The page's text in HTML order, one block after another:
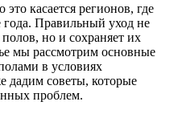
касается регионов, где
года. Правильный уход не
но и сохраняет их
мы рассмотрим основные
в условиях
дадим советы, которые
проблем.